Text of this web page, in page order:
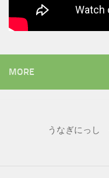
MORE
うなぎにっし